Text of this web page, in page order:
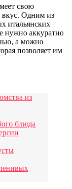
свою
вкус. Одним из
итальянских
нужно аккуратно
а можно
позволяет им
из
блюда